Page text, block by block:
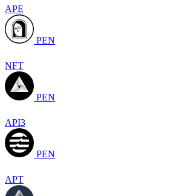
APE
PEN
NFT
PEN
API3
PEN
APT